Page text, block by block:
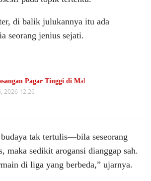
di balik julukannya itu ada
seorang jenius sejati.
Pagar Tinggi di Mal
2026 12:26
tak tertulis—bila seseorang
maka sedikit arogansi dianggap sah.
di liga yang berbeda,” ujarnya.